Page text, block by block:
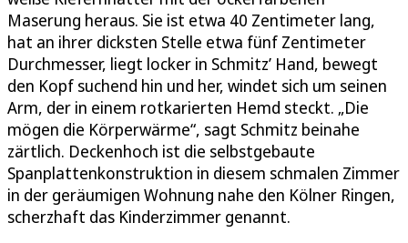
Maserung heraus. Sie ist etwa 40 Zentimeter lang,
hat an ihrer dicksten Stelle etwa fünf Zentimeter
Durchmesser, liegt locker in Schmitz’ Hand, bewegt
den Kopf suchend hin und her, windet sich um seinen
Arm, der in einem rotkarierten Hemd steckt. „Die
mögen die Körperwärme“, sagt Schmitz beinahe
zärtlich. Deckenhoch ist die selbstgebaute
Spanplattenkonstruktion in diesem schmalen Zimmer
in der geräumigen Wohnung nahe den Kölner Ringen,
scherzhaft das Kinderzimmer genannt.